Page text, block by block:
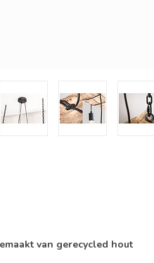
van gerecycled hout